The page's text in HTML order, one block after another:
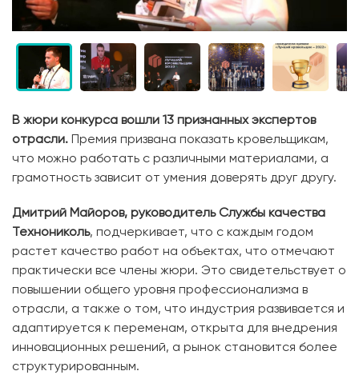
В жюри конкурса вошли 13 признанных экспертов
отрасли. Премия призвана показать кровельщикам,
что можно работать с различными материалами, а
грамотность зависит от умения доверять друг другу.
Дмитрий Майоров, руководитель Службы качества
Технониколь, подчеркивает, что с каждым годом
растет качество работ на объектах, что отмечают
практически все члены жюри. Это свидетельствует о
повышении общего уровня профессионализма в
отрасли, а также о том, что индустрия развивается и
адаптируется к переменам, открыта для внедрения
инновационных решений, а рынок становится более
структурированным.